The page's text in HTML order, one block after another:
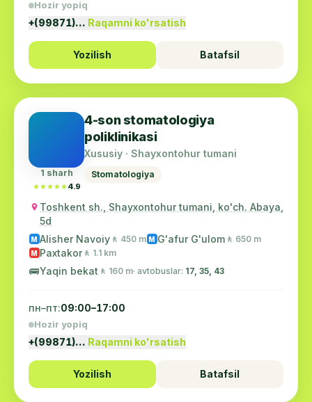
Hozir yopiq
+(99871)… Raqamni ko'rsatish
Yozilish Batafsil
1 sharh
★★★★★
★★★★★4.9
4-son stomatologiya
poliklinikasi
Xususiy · Shayxontohur tumani
Stomatologiya
Toshkent sh., Shayxontohur tumani, ko'ch. Abaya,
5d
M Alisher Navoiy 🚶 450 m M G'afur G'ulom 🚶 650 m
M Paxtakor 🚶 1.1 km
🚌Yaqin bekat 🚶 160 m· avtobuslar: 17, 35, 43
пн–пт:09:00–17:00
Hozir yopiq
+(99871)… Raqamni ko'rsatish
Yozilish Batafsil